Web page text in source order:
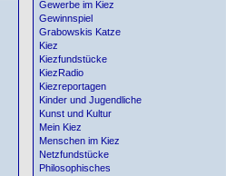
Gewerbe im Kiez
Gewinnspiel
Grabowskis Katze
Kiez
Kiezfundstücke
KiezRadio
Kiezreportagen
Kinder und Jugendliche
Kunst und Kultur
Mein Kiez
Menschen im Kiez
Netzfundstücke
Philosophisches